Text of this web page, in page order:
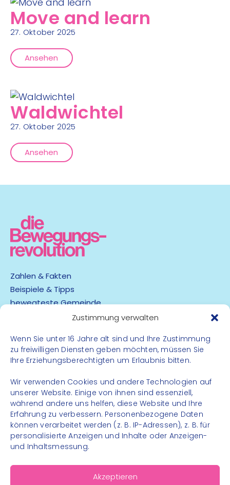
Zustimmung verwalten
Wenn Sie unter 16 Jahre alt sind und Ihre Zustimmung
zu freiwilligen Diensten geben möchten, müssen Sie
Ihre Erziehungsberechtigten um Erlaubnis bitten.
Wir verwenden Cookies und andere Technologien auf
unserer Website. Einige von ihnen sind essenziell,
während andere uns helfen, diese Website und Ihre
Erfahrung zu verbessern. Personenbezogene Daten
können verarbeitet werden (z. B. IP-Adressen), z. B. für
personalisierte Anzeigen und Inhalte oder Anzeigen-
und Inhaltsmessung.
Akzeptieren
Move and learn
27. Oktober 2025
Ansehen
Waldwichtel
27. Oktober 2025
Ansehen
Zahlen & Fakten
Beispiele & Tipps
bewegteste Gemeinde
Barrierefreiheit
Datenschutz
Impressum
Kontakt
FOLGE UNS
Instagram
Facebook